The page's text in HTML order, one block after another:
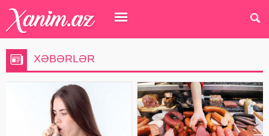
XƏBƏRLƏR